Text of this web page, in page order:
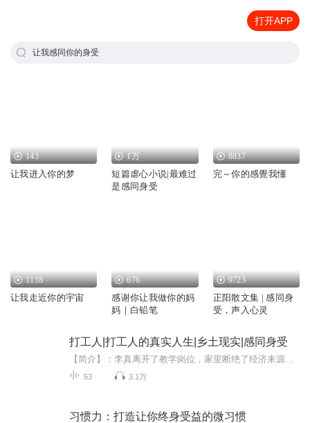
打开APP
让我感同你的身受
143
让我进入你的梦
1万
短篇虐心小说|最难过
是感同身受
8837
完～你的感覺我懂
1118
让我走近你的宇宙
676
感谢你让我做你的妈
妈｜白铅笔
9723
正阳散文集 | 感同身
受，声入心灵
打工人|打工人的真实人生|乡土现实|感同身受
53 3.1万
习惯力：打造让你终身受益的微习惯